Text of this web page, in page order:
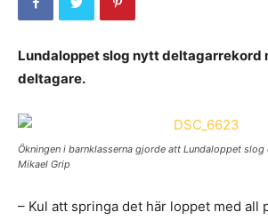
Lundaloppet slog nytt deltagarrekord
deltagare.
Ökningen i barnklasserna gjorde att Lundaloppet
Mikael Grip
– Kul att springa det här loppet med all